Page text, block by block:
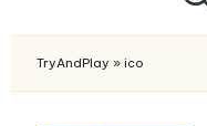
A
n
TryAndPlay » ico